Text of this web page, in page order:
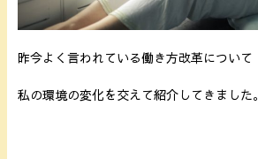
昨今よく言われている働き方改革について
私の環境の変化を交えて紹介してきました。